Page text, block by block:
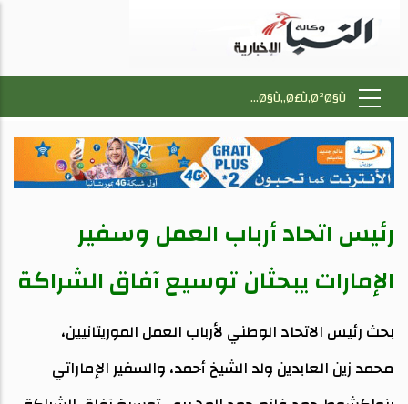
رئيس اتحاد أرباب العمل وسفير
الإمارات يبحثان توسيع آفاق الشراكة
بحث رئيس الاتحاد الوطني لأرباب العمل الموريتانيين،
محمد زين العابدين ولد الشيخ أحمد، والسفير الإماراتي